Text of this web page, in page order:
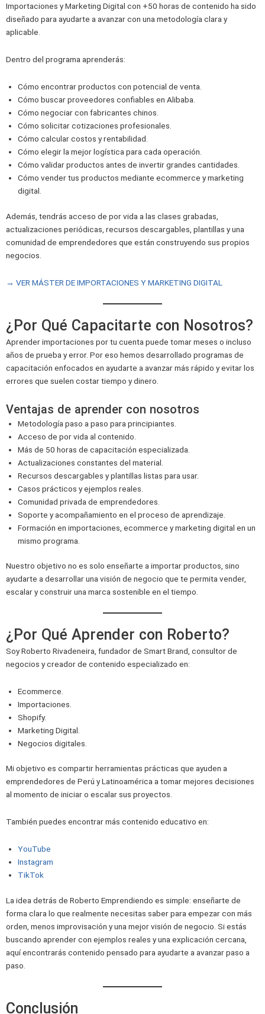
Importaciones y Marketing Digital con +50 horas de contenido ha sido
diseñado para ayudarte a avanzar con una metodología clara y
aplicable.
Dentro del programa aprenderás:
Cómo encontrar productos con potencial de venta.
Cómo buscar proveedores confiables en Alibaba.
Cómo negociar con fabricantes chinos.
Cómo solicitar cotizaciones profesionales.
Cómo calcular costos y rentabilidad.
Cómo elegir la mejor logística para cada operación.
Cómo validar productos antes de invertir grandes cantidades.
Cómo vender tus productos mediante ecommerce y marketing
digital.
Además, tendrás acceso de por vida a las clases grabadas,
actualizaciones periódicas, recursos descargables, plantillas y una
comunidad de emprendedores que están construyendo sus propios
negocios.
→ VER MÁSTER DE IMPORTACIONES Y MARKETING DIGITAL
¿Por Qué Capacitarte con Nosotros?
Aprender importaciones por tu cuenta puede tomar meses o incluso
años de prueba y error. Por eso hemos desarrollado programas de
capacitación enfocados en ayudarte a avanzar más rápido y evitar los
errores que suelen costar tiempo y dinero.
Ventajas de aprender con nosotros
Metodología paso a paso para principiantes.
Acceso de por vida al contenido.
Más de 50 horas de capacitación especializada.
Actualizaciones constantes del material.
Recursos descargables y plantillas listas para usar.
Casos prácticos y ejemplos reales.
Comunidad privada de emprendedores.
Soporte y acompañamiento en el proceso de aprendizaje.
Formación en importaciones, ecommerce y marketing digital en un
mismo programa.
Nuestro objetivo no es solo enseñarte a importar productos, sino
ayudarte a desarrollar una visión de negocio que te permita vender,
escalar y construir una marca sostenible en el tiempo.
¿Por Qué Aprender con Roberto?
Soy Roberto Rivadeneira, fundador de Smart Brand, consultor de
negocios y creador de contenido especializado en:
Ecommerce.
Importaciones.
Shopify.
Marketing Digital.
Negocios digitales.
Mi objetivo es compartir herramientas prácticas que ayuden a
emprendedores de Perú y Latinoamérica a tomar mejores decisiones
al momento de iniciar o escalar sus proyectos.
También puedes encontrar más contenido educativo en:
YouTube
Instagram
TikTok
La idea detrás de Roberto Emprendiendo es simple: enseñarte de
forma clara lo que realmente necesitas saber para empezar con más
orden, menos improvisación y una mejor visión de negocio. Si estás
buscando aprender con ejemplos reales y una explicación cercana,
aquí encontrarás contenido pensado para ayudarte a avanzar paso a
paso.
Conclusión